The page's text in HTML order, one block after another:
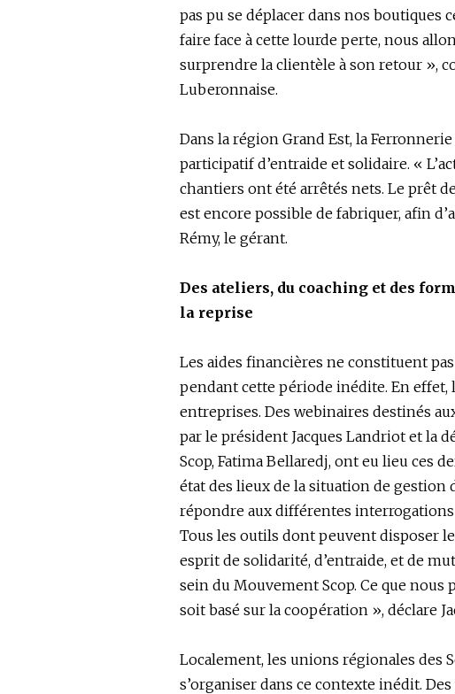
pas pu se déplacer dans nos boutiques
faire face à cette lourde perte, nous
surprendre la clientèle à son retour »,
Luberonnaise.
Dans la région Grand Est, la
participatif d’entraide et solidaire. «
chantiers ont été arrêtés nets. Le prêt
est encore possible de fabriquer, afin
Rémy, le gérant.
Des ateliers, du coaching et des
la reprise
Les aides financières ne constituent
pendant cette période inédite. En
entreprises. Des webinaires destinés
par le président Jacques Landriot et la
Scop, Fatima Bellaredj, ont eu lieu ces
état des lieux de la situation de gestion
répondre aux différentes interrogations
Tous les outils dont peuvent disposer
esprit de solidarité, d’entraide, et de
sein du Mouvement Scop. Ce que nous
soit basé sur la coopération », déclare
Localement, les unions régionales des
s’organiser dans ce contexte inédit.